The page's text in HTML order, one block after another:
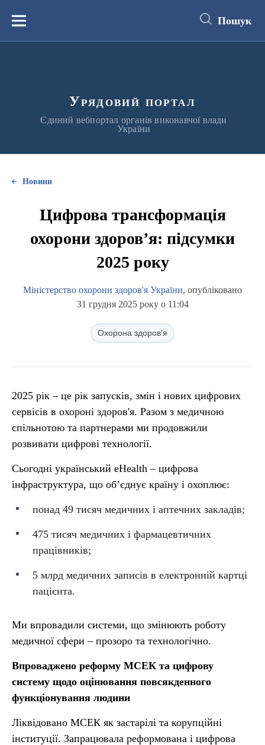
вмістуМеню Пошук
Урядовий портал
Єдиний вебпортал органів виконавчої влади
України
Новини
Цифрова трансформація
охорони здоров’я: підсумки
2025 року
Міністерство охорони здоров'я України, опубліковано
31 грудня 2025 року о 11:04
Охорона здоров'я
2025 рік – це рік запусків, змін і нових цифрових
сервісів в охороні здоров'я. Разом з медичною
спільнотою та партнерами ми продовжили
розвивати цифрові технології.
Сьогодні український eHealth – цифрова
інфраструктура, що об’єднує країну і охоплює:
понад 49 тисяч медичних і аптечних закладів;
475 тисяч медичних і фармацевтичних
працівників;
5 млрд медичних записів в електронній картці
пацієнта.
Ми впровадили системи, що змінюють роботу
медичної сфери – прозоро та технологічно.
Впроваджено реформу МСЕК та цифрову
систему щодо оцінювання повсякденного
функціонування людини
Ліквідовано МСЕК як застарілі та корупційні
інституції. Запрацювала реформована і цифрова